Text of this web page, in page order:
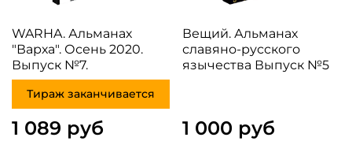
WARHA. Альманах
"Варха". Осень 2020.
Выпуск №7.
Тираж заканчивается
1 089 руб
Вещий. Альманах
славяно-русского
язычества Выпуск №5
1 000 руб